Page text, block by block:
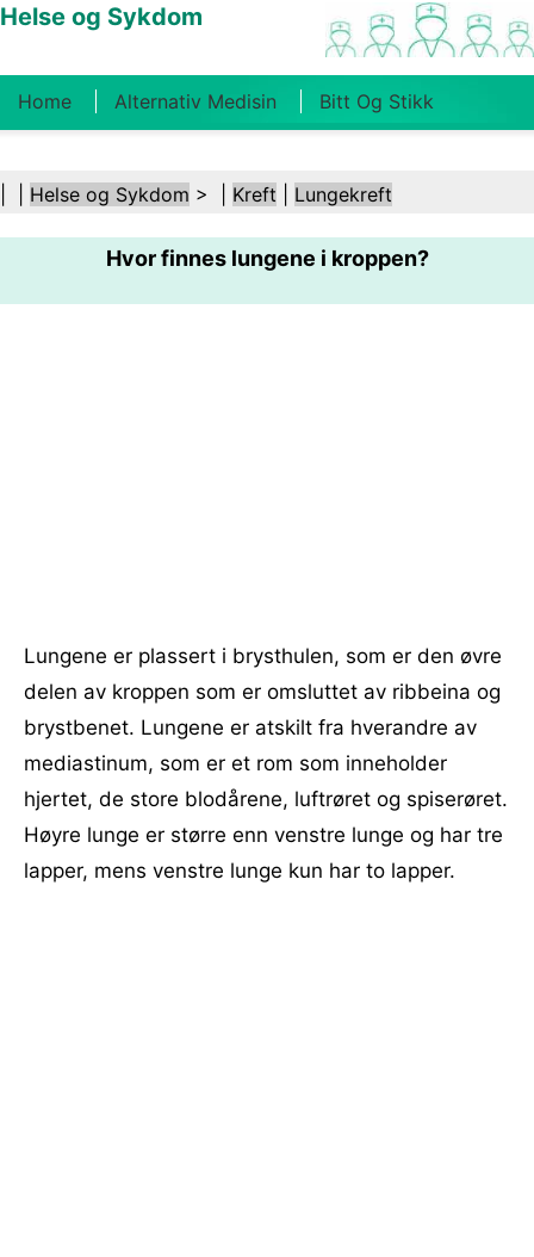
Helse og Sykdom
Home Alternativ Medisin Bitt Og Stikk
Kosthold Og Ernæring Familiehelse
Helsebransjen Psykisk Helse Folkehelse Og
Sikkerhet Kirurgi Og Prosedyrer Helse
Helse og Sykdom > | Kreft Lungekreft
Hvor finnes lungene i kroppen?
Lungene er plassert i brysthulen, som er den øvre
delen av kroppen som er omsluttet av ribbeina og
brystbenet. Lungene er atskilt fra hverandre av
mediastinum, som er et rom som inneholder
hjertet, de store blodårene, luftrøret og spiserøret.
Høyre lunge er større enn venstre lunge og har tre
lapper, mens venstre lunge kun har to lapper.